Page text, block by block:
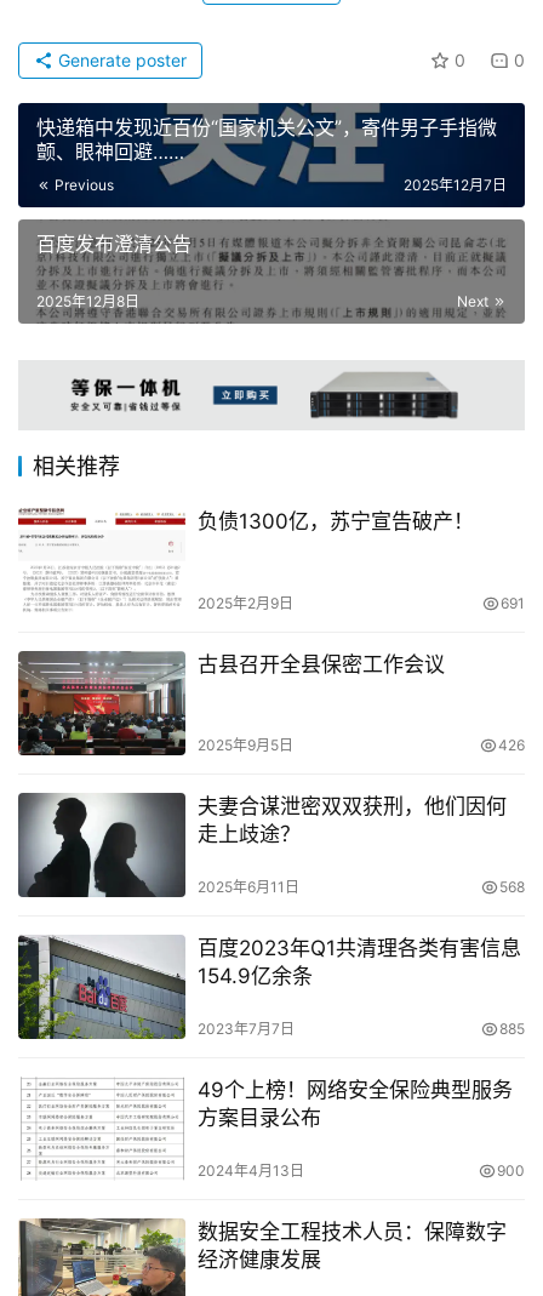
0 0
Generate poster
快递箱中发现近百份“国家机关公文”，寄件男子手指微
颤、眼神回避……
Previous 2025年12月7日
百度发布澄清公告
Next
2025年12月8日
相关推荐
负债1300亿，苏宁宣告破产！
2025年2月9日 691
古县召开全县保密工作会议
2025年9月5日 426
夫妻合谋泄密双双获刑，他们因何
走上歧途？
2025年6月11日 568
百度2023年Q1共清理各类有害信息
154.9亿余条
2023年7月7日 885
49个上榜！网络安全保险典型服务
方案目录公布
2024年4月13日 900
数据安全工程技术人员：保障数字
经济健康发展